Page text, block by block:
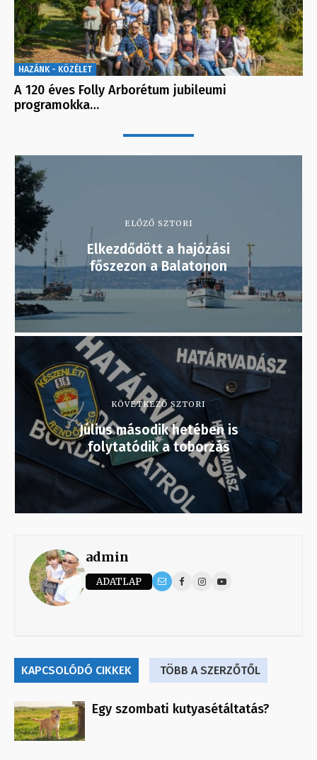
HAZÁNK - KÖZÉLET
A 120 éves Folly Arborétum jubileumi
programokka…
ELŐZŐ SZTORI
Elkezdődött a hajózási
főszezon a Balatonon
KÖVETKEZŐ SZTORI
Július második hetében is
folytatódik a toborzás
admin
ADATLAP
KAPCSOLÓDÓ CIKKEK TÖBB A SZERZŐTŐL
Egy szombati kutyasétáltatás?